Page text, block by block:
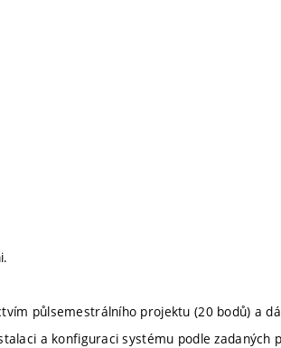
půlsemestrálního projektu (20 bodů) a
a konfiguraci systému podle zadaných